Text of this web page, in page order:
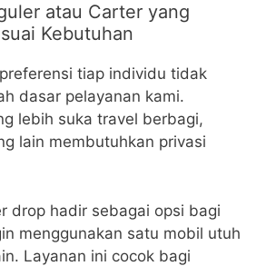
atau Carter yang
Kebutuhan
tiap individu tidak
dasar pelayanan kami.
lebih suka travel berbagi,
lain membutuhkan privasi
drop hadir sebagai opsi bagi
menggunakan satu mobil utuh
Layanan ini cocok bagi